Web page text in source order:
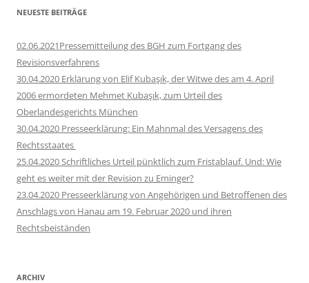
NEUESTE BEITRÄGE
02.06.2021Pressemitteilung des BGH zum Fortgang des
Revisionsverfahrens
30.04.2020 Erklärung von Elif Kubaşık, der Witwe des am 4. April
2006 ermordeten Mehmet Kubaşık, zum Urteil des
Oberlandesgerichts München
30.04.2020 Presseerklärung: Ein Mahnmal des Versagens des
Rechtsstaates
25.04.2020 Schriftliches Urteil pünktlich zum Fristablauf. Und: Wie
geht es weiter mit der Revision zu Eminger?
23.04.2020 Presseerklärung von Angehörigen und Betroffenen des
Anschlags von Hanau am 19. Februar 2020 und ihren
Rechtsbeiständen
ARCHIV